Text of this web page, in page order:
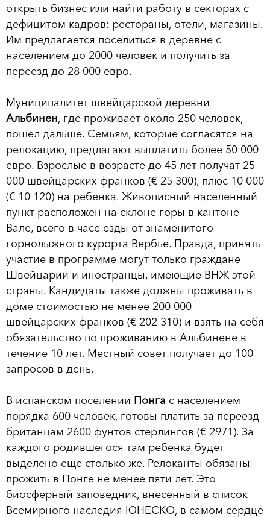
открыть бизнес или найти работу в секторах с
дефицитом кадров: рестораны, отели, магазины.
Им предлагается поселиться в деревне с
населением до 2000 человек и получить за
переезд до 28 000 евро.
Муниципалитет швейцарской деревни
Альбинен, где проживает около 250 человек,
пошел дальше. Семьям, которые согласятся на
релокацию, предлагают выплатить более 50 000
евро. Взрослые в возрасте до 45 лет получат 25
000 швейцарских франков (€ 25 300), плюс 10 000
(€ 10 120) на ребенка. Живописный населенный
пункт расположен на склоне горы в кантоне
Вале, всего в часе езды от знаменитого
горнолыжного курорта Вербье. Правда, принять
участие в программе могут только граждане
Швейцарии и иностранцы, имеющие ВНЖ этой
страны. Кандидаты также должны проживать в
доме стоимостью не менее 200 000
швейцарских франков (€ 202 310) и взять на себя
обязательство по проживанию в Альбинене в
течение 10 лет. Местный совет получает до 100
запросов в день.
В испанском поселении Понга с населением
порядка 600 человек, готовы платить за переезд
британцам 2600 фунтов стерлингов (€ 2971). За
каждого родившегося там ребенка будет
выделено еще столько же. Релоканты обязаны
прожить в Понге не менее пяти лет. Это
биосферный заповедник, внесенный в список
Всемирного наследия ЮНЕСКО, в самом сердце